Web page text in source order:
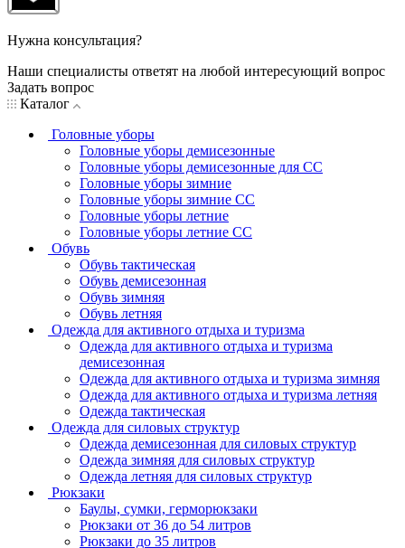
Нужна консультация?
Наши специалисты ответят на любой интересующий вопрос
Задать вопрос
Каталог
Головные уборы
Головные уборы демисезонные
Головные уборы демисезонные для СС
Головные уборы зимние
Головные уборы зимние СС
Головные уборы летние
Головные уборы летние СС
Обувь
Обувь тактическая
Обувь демисезонная
Обувь зимняя
Обувь летняя
Одежда для активного отдыха и туризма
Одежда для активного отдыха и туризма
демисезонная
Одежда для активного отдыха и туризма зимняя
Одежда для активного отдыха и туризма летняя
Одежда тактическая
Одежда для силовых структур
Одежда демисезонная для силовых структур
Одежда зимняя для силовых структур
Одежда летняя для силовых структур
Рюкзаки
Баулы, сумки, герморюкзаки
Рюкзаки от 36 до 54 литров
Рюкзаки до 35 литров